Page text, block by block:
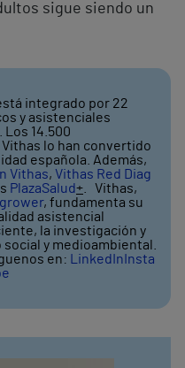
sigue siendo un
integrado por 22
y asistenciales
14.500
lo han convertido
española. Además,
Vithas, Vithas Red Diag
PlazaSalud+ . Vithas,
, fundamenta su
asistencial
la investigación y
y medioambiental.
en: LinkedIn Insta